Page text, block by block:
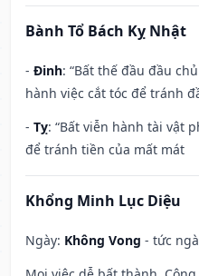
Bành Tổ Bách Kỵ Nhật
- Đinh: “Bất thế đầu đầu
hành việc cắt tóc để tránh
- Tỵ: “Bất viễn hành tài vật
để tránh tiền của mất mát
Khổng Minh Lục Diệu
Ngày: Không Vong - tức